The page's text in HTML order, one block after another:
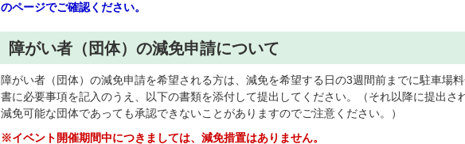
のページでご確認ください。
障がい者（団体）の減免申請について
障がい者（団体）の減免申請を希望される方は、減免を希望する日の3週間前までに駐車場
書に必要事項を記入のうえ、以下の書類を添付して提出してください。（それ以降に提出さ
減免可能な団体であっても承認できないことがありますのでご注意ください。）
※イベント開催期間中につきましては、減免措置はありません。